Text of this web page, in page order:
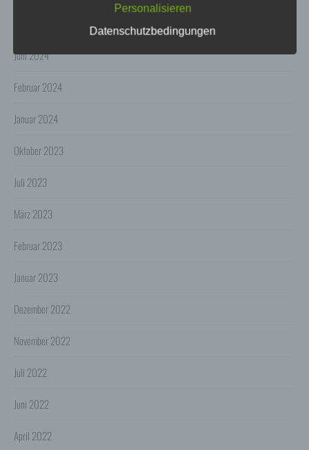
Juni 2024
Februar 2024
Januar 2024
Oktober 2023
Juli 2023
März 2023
Februar 2023
Januar 2023
Dezember 2022
November 2022
Juli 2022
Juni 2022
April 2022
ausdrücklich in dieser Datenschutzerklärung
Grundlage gesetzlicher Erlaubnisse oder
- Die Zurverfügungstellung, Ausführung, Pflege,
- Die Gewährleistung eines effektiven Kundendienstes
Wir übermitteln die Daten der Nutzer an Dritte nur,
an einen Zahlungsdienstleister) oder für andere
zu erfüllen (z.B. Adressmitteilung an Lieferanten).
Bei der Kontaktaufnahme mit uns (per Kontaktformular
oder Email) werden die Angaben des Nutzers zwecks
Anschlussfragen entstehen, gespeichert.
Löschung keine Aufbewahrungspflichten
4. Erhebung von Zugriffsdaten
auf dem sich dieser Dienst befindet (so genannte
Serverlogfiles). Zu den Zugriffsdaten gehören Name
des Abrufs, übertragene Datenmenge, Meldung über
besuchte Seite), IP-Adresse und der anfragende
Wir verwenden die Protokolldaten ohne Zuordnung zur
Personalisieren
Datenschutzbedingungen